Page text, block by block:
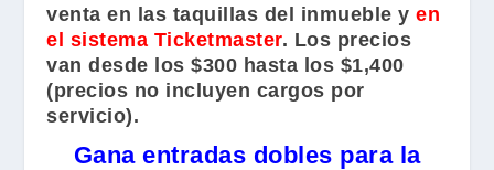
venta en las taquillas del inmueble yen
el sistema Ticketmaster. Los precios
van desde los $300 hasta los $1,400
(precios no incluyen cargos por
servicio).
Gana entradas dobles para la